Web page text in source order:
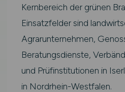
Kernbereich der grünen
Einsatzfelder sind
Agrarunternehmen,
Beratungsdienste,
und Prüfinstitutionen in
in Nordrhein-Westfalen.